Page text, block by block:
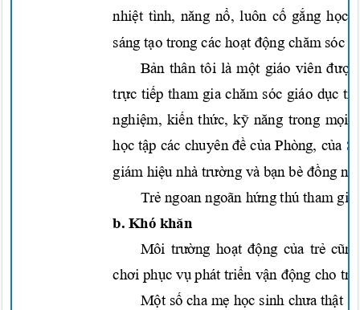
nhiệt tình,năng nổ,luôn cố gắng học
sángtạo trong cáchoạt động chăm sóc
Bảnthân tôi làmột giáo viên
trực tiếptham giachăm sóc giáo dục
nghiệm, kiến thức, kỹ năng trong mọi
học tậpcác chuyênđề của Phòng, của
giám hiệunhàtrườngvàbạnbèđồng
Trẻngoan ngoãn hứngthú tham
b. Khó khăn
Môi trường hoạt động của trẻ
chơi phục vụpháttriển vận động cho trẻ
Một số chamẹ học sinh chưa thật